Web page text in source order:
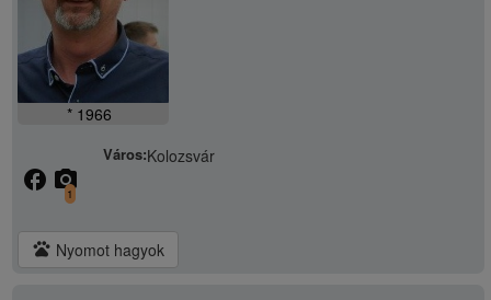
* 1966
Város:Kolozsvár
facebook camera_alt
1
pets Nyomot hagyok